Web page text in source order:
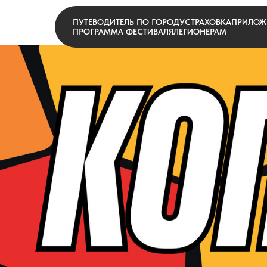
ПУТЕВОДИТЕЛЬ ПО ГОРОДУСТРАХОВКА
ПРОГРАММА ФЕСТИВАЛЯЛЕГИОНЕРАМ